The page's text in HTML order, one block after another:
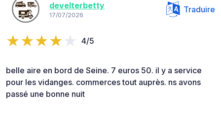
develterbetty
17/07/2026
Traduire
4/5
belle aire en bord de Seine. 7 euros 50. il y a service
pour les vidanges. commerces tout auprès. ns avons
passé une bonne nuit